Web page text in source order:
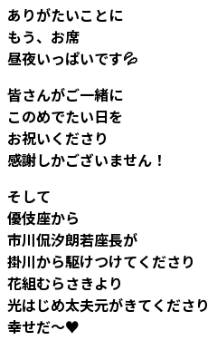
ありがたいことに
もう、お席
昼夜いっぱいです💦
皆さんがご一緒に
このめでたい日を
お祝いくださり
感謝しかございません！
そして
優伎座から
市川侃汐朗若座長が
掛川から駆けつけてくださり
花組むらさきより
光はじめ太夫元がきてくださり
幸せだ～♥️